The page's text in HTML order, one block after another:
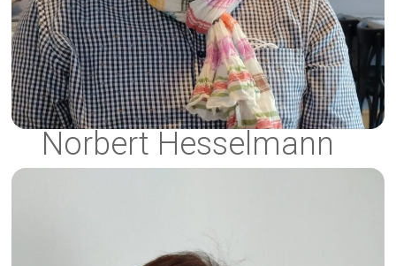
Norbert Hesselmann